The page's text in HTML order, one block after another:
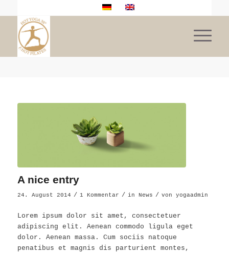
A nice entry
24. August 2014 / 1 Kommentar / in News / von yogaadmin
Lorem ipsum dolor sit amet, consectetuer
adipiscing elit. Aenean commodo ligula eget
dolor. Aenean massa. Cum sociis natoque
penatibus et magnis dis parturient montes,